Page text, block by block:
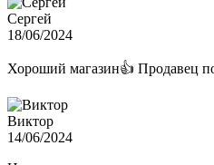
Сергей
18/06/2024
Хороший магазин👍 Продавец
Виктор
14/06/2024